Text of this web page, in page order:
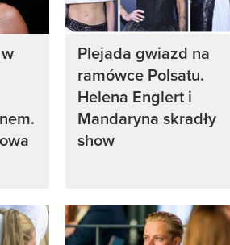
Plejada gwiazd na
ramówce Polsatu.
Helena Englert i
Mandaryna skradły
show